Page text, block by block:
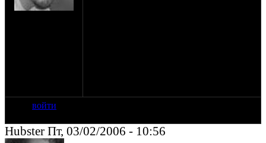
войти
Hubster Пт, 03/02/2006 - 10:56